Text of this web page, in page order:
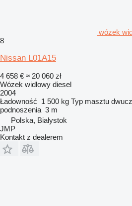
wózek
8
Nissan L01A15
4 658 € ≈ 20 060 zł
Wózek widłowy diesel
2004
Ładowność 1 500 kg Typ masztu
podnoszenia 3 m
Polska, Białystok
JMP
Kontakt z dealerem